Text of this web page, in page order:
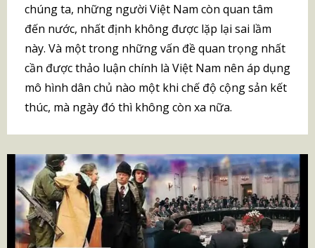
chúng ta, những người Việt Nam còn quan tâm
đến nước, nhất định không được lặp lại sai lầm
này. Và một trong những vấn đề quan trọng nhất
cần được thảo luận chính là Việt Nam nên áp dụng
mô hình dân chủ nào một khi chế độ cộng sản kết
thúc, mà ngày đó thì không còn xa nữa.